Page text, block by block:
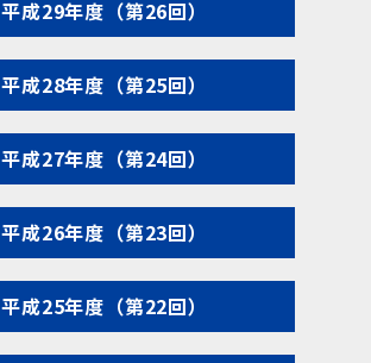
平成29年度（第26回）
平成28年度（第25回）
平成27年度（第24回）
平成26年度（第23回）
平成25年度（第22回）